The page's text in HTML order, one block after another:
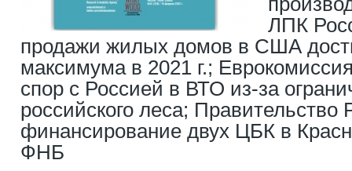
ЛПК
продажи жилых домов в США
максимума в 2021 г.;
спор с Россией в ВТО из-за
российского леса; Правительство
финансирование двух ЦБК в
ФНБ